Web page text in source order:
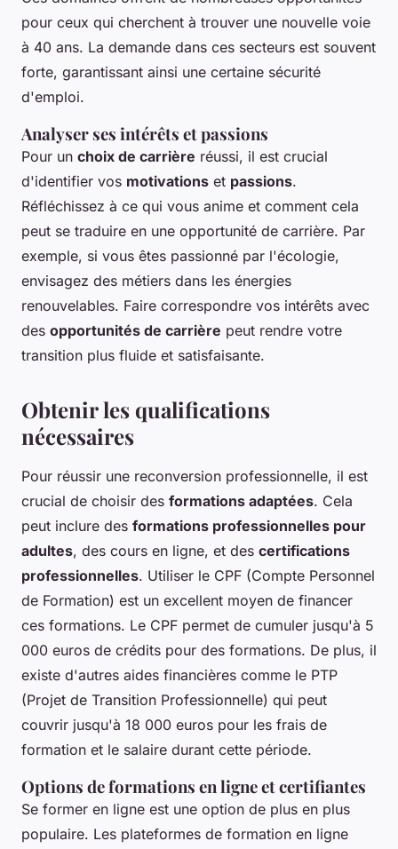
pour ceux qui cherchent à trouver une nouvelle voie
à 40 ans. La demande dans ces secteurs est souvent
forte, garantissant ainsi une certaine sécurité
d'emploi.
Analyser ses intérêts et passions
Pour un choix de carrière réussi, il est crucial
d'identifier vos motivations et passions.
Réfléchissez à ce qui vous anime et comment cela
peut se traduire en une opportunité de carrière. Par
exemple, si vous êtes passionné par l'écologie,
envisagez des métiers dans les énergies
renouvelables. Faire correspondre vos intérêts avec
des opportunités de carrière peut rendre votre
transition plus fluide et satisfaisante.
Obtenir les qualifications
nécessaires
Pour réussir une reconversion professionnelle, il est
crucial de choisir des formations adaptées. Cela
peut inclure des formations professionnelles pour
adultes, des cours en ligne, et des certifications
professionnelles. Utiliser le CPF (Compte Personnel
de Formation) est un excellent moyen de financer
ces formations. Le CPF permet de cumuler jusqu'à 5
000 euros de crédits pour des formations. De plus, il
existe d'autres aides financières comme le PTP
(Projet de Transition Professionnelle) qui peut
couvrir jusqu'à 18 000 euros pour les frais de
formation et le salaire durant cette période.
Options de formations en ligne et certifiantes
Se former en ligne est une option de plus en plus
populaire. Les plateformes de formation en ligne